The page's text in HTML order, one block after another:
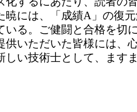
暁には、「成績A」の復
いる。ご健闘と合格を切
供いただいた皆様には、
しい技術士として、ます